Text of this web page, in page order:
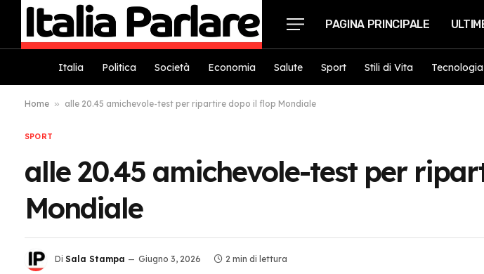
PAGINA PRINCIPALE
Italia Politica Società Economia Salute Sport Stili di Vita Tecnologia
Home » alle 20.45 amichevole-test per ripartire dopo il flop Mondiale
SPORT
alle 20.45 amichevole-test per
Mondiale
Di Sala Stampa Giugno 3, 2026 2 min di lettura